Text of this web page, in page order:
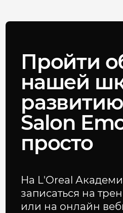
Пройти
нашей
Salon
просто
На L'Oreal
записаться на
или на онлайн